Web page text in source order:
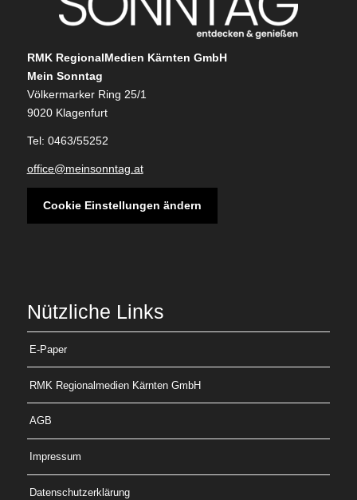
RMK RegionalMedien Kärnten GmbH
Mein Sonntag
Völkermarker Ring 25/1
9020 Klagenfurt
Tel: 0463/55252
office@meinsonntag.at
Cookie Einstellungen ändern
Nützliche Links
E-Paper
RMK Regionalmedien Kärnten GmbH
AGB
Impressum
Datenschutzerklärung